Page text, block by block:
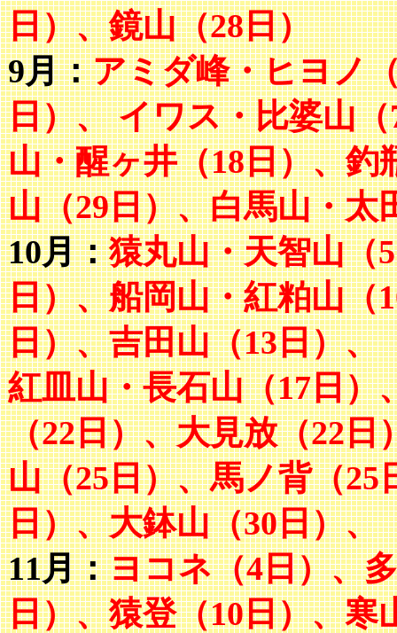
日）、鏡山（28日）
9月：アミダ峰・ヒヨノ
日）、 イワス・比婆山
山・醒ヶ井（18日）、釣
山（29日）、白馬山・太
10月：猿丸山・天智山（
日）、船岡山・紅粕山（
日）、吉田山（13日）、
紅皿山・長石山（17日）
（22日）、大見放（22
山（25日）、馬ノ背（
日）、大鉢山（30日）、
11月：ヨコネ（4日）、
日）、猿登（10日）、寒